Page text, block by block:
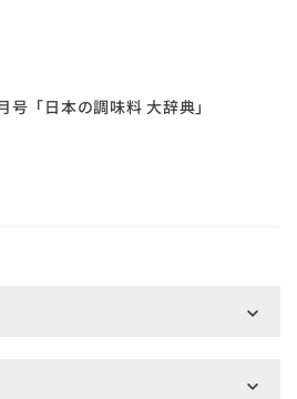
「日本の調味料 大辞典」